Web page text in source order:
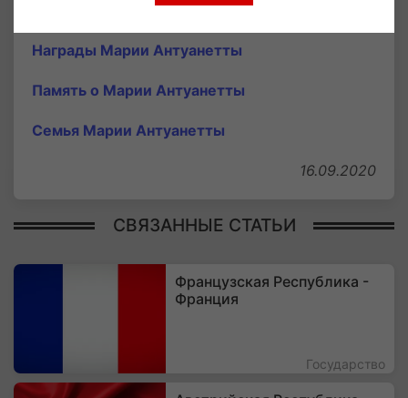
ее останки перенесены в собор Сен-Дени.
Награды Марии Антуанетты
Память о Марии Антуанетты
Семья Марии Антуанетты
16.09.2020
СВЯЗАННЫЕ СТАТЬИ
Французская Республика -
Франция
Государство